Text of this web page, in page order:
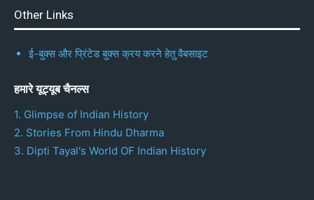
Other Links
ई-बुक्स और प्रिंटेड बुक्स क्रय करने हेतु वैबसाइट
हमारे यूट्यूब चैनल्स
1. Glimpse of Indian History
2. Stories From Hindu Dharma
3. Dipti Tayal's World OF Indian History